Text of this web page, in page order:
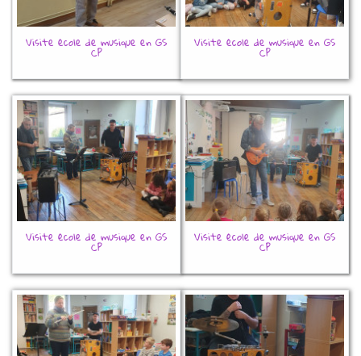
Visite école de musique en GS
CP
Visite école de musique en GS
CP
Visite école de musique en GS
CP
Visite école de musique en GS
CP